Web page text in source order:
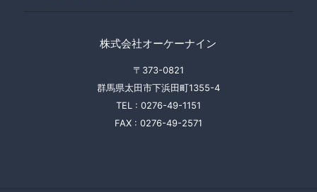
株式会社オーケーナイン
〒373-0821
群馬県太田市下浜田町1355-4
TEL : 0276-49-1151
FAX : 0276-49-2571